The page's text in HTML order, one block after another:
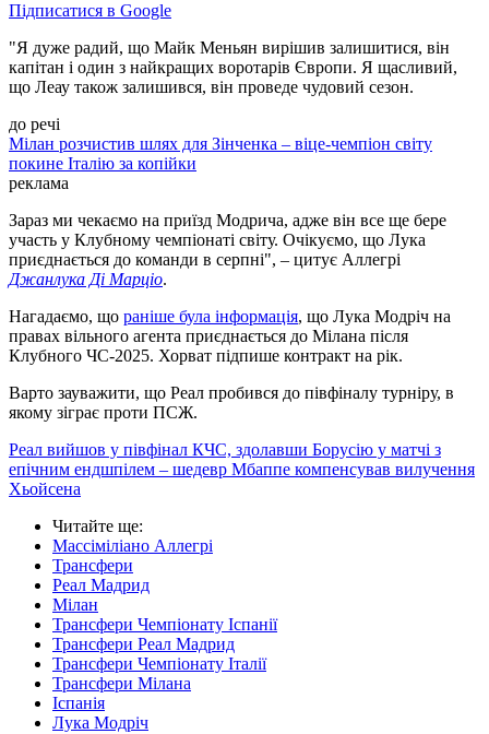
Підписатися в Google
"Я дуже радий, що Майк Меньян вирішив залишитися, він
капітан і один з найкращих воротарів Європи. Я щасливий,
що Леау також залишився, він проведе чудовий сезон.
до речі
Мілан розчистив шлях для Зінченка – віце-чемпіон світу
покине Італію за копійки
реклама
Зараз ми чекаємо на приїзд Модрича, адже він все ще бере
участь у Клубному чемпіонаті світу. Очікуємо, що Лука
приєднається до команди в серпні", – цитує Аллегрі
Джанлука Ді Марціо.
Нагадаємо, що раніше була інформація, що Лука Модріч на
правах вільного агента приєднається до Мілана після
Клубного ЧС-2025. Хорват підпише контракт на рік.
Варто зауважити, що Реал пробився до півфіналу турніру, в
якому зіграє проти ПСЖ.
Реал вийшов у півфінал КЧС, здолавши Борусію у матчі з
епічним ендшпілем – шедевр Мбаппе компенсував вилучення
Хьойсена
Читайте ще:
Массіміліано Аллегрі
Трансфери
Реал Мадрид
Мілан
Трансфери Чемпіонату Іспанії
Трансфери Реал Мадрид
Трансфери Чемпіонату Італії
Трансфери Мілана
Іспанія
Лука Модріч